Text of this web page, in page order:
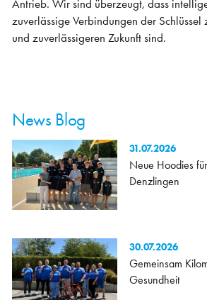
Antrieb. Wir sind überzeugt, dass
zuverlässige Verbindungen der Schlüssel
und zuverlässigeren Zukunft sind.
News Blog
31.07.2026
Neue Hoodies
Denzlingen
30.07.2026
Gemeinsam
Gesundheit